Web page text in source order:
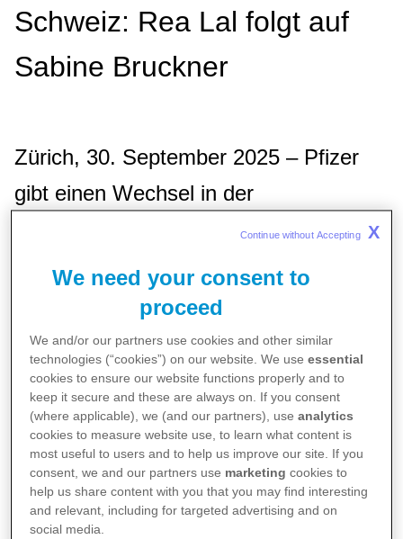
Schweiz: Rea Lal folgt auf
Sabine Bruckner
Zürich, 30. September 2025 – Pfizer
gibt einen Wechsel in der
Geschäftsleitung für die Schweiz
bekannt: Rea Lal übernimmt per 1.
Dezember 2025 die Rolle als
Geschäftsführerin von Pfizer Schweiz.
Sie folgt auf Sabine Bruckner, die seit
2020 das Schweizer Geschäft leitete
und innerhalb von Pfizer eine neue
Aufgabe übernimmt.
We need your consent to
proceed
We and/or our partners use cookies and other similar
technologies (“cookies”) on our website. We useessential
cookies to ensure our website functions properly and to
keep it secure and these are always on. If you consent
(where applicable), we (and our partners), useanalytics
cookies to measure website use, to learn what content is
most useful to users and to help us improve our site. If you
consent, we and our partners use marketing cookies to
help us share content with you that you may find interesting
and relevant, including for targeted advertising and on
social media.
Continue without Accepting X